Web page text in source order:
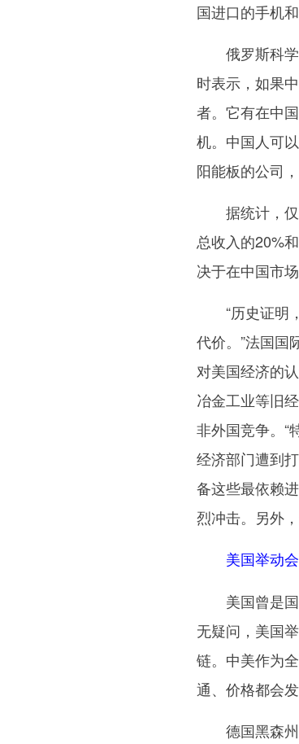
国进口的手机
俄罗斯科学
时表示，如果
者。它有在中
机。中国人可
阳能板的公司
据统计，仅
总收入的20%
决于在中国市
“历史证明，
代价。”法国国
对美国经济的
冶金工业等旧
非外国竞争。“
经济部门遭到
备这些最依赖
烈冲击。另外
美国举动
美国曾是国
无疑问，美国
链。中美作为
通、价格都会
德国黑森州